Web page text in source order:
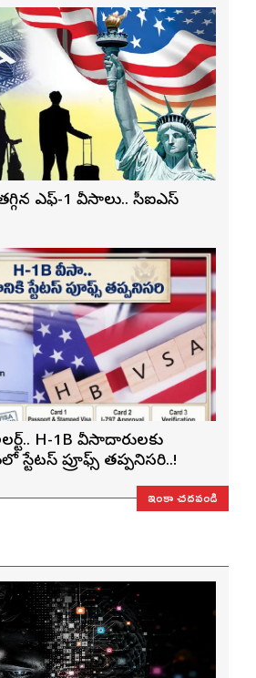
ఎఫ్-1 వీసాలు.. సీఐఎస్
H-1B వీసాదారులకు
ప్రూఫ్స్ తప్పనిసరి..!
ఇంకా చదవండి